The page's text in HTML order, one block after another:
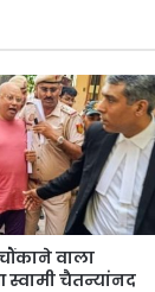
वाला
चैतन्यांनद